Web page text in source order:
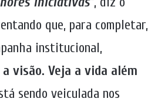
que, para completar,
institucional,
a visão. Veja a vida além
sendo veiculada nos